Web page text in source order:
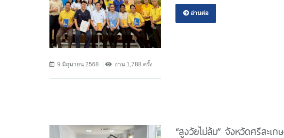
9 มิถุนายน 2568 อ่าน 1,788 ครั้ง
อ่านต่อ
“สูงวัยไม่ล้ม” จังหวัดศรีสะเกษ